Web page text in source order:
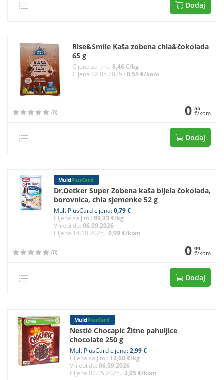
Dodaj
Rise&Smile Kaša zobena chia&čokolada
65 g
Cijena za j.m.: 8,46 €/kg
Cijena 02.05.2025.: 0,55 €/kom
(0) 0 55
€/kom
Dodaj
MultiPlusCard
Dr.Oetker Super Zobena kaša bijela čokolada,
borovnica, chia sjemenke 52 g
MultiPlusCard cijena:0,79 €
Cijena za j.m.: 89,33 €/kg
Vrijedi do: 06.09.2026
Cijena 14.10.2025.: 0,99 €/kom
(0) 0 99
€/kom
Dodaj
MultiPlusCard
Nestlé Chocapic Žitne pahuljice
chocolate 250 g
MultiPlusCard cijena:2,99 €
Cijena za j.m.: 12,60 €/kg
Vrijedi do: 06.09.2026
Cijena 02.05.2025.: 3,05 €/kom